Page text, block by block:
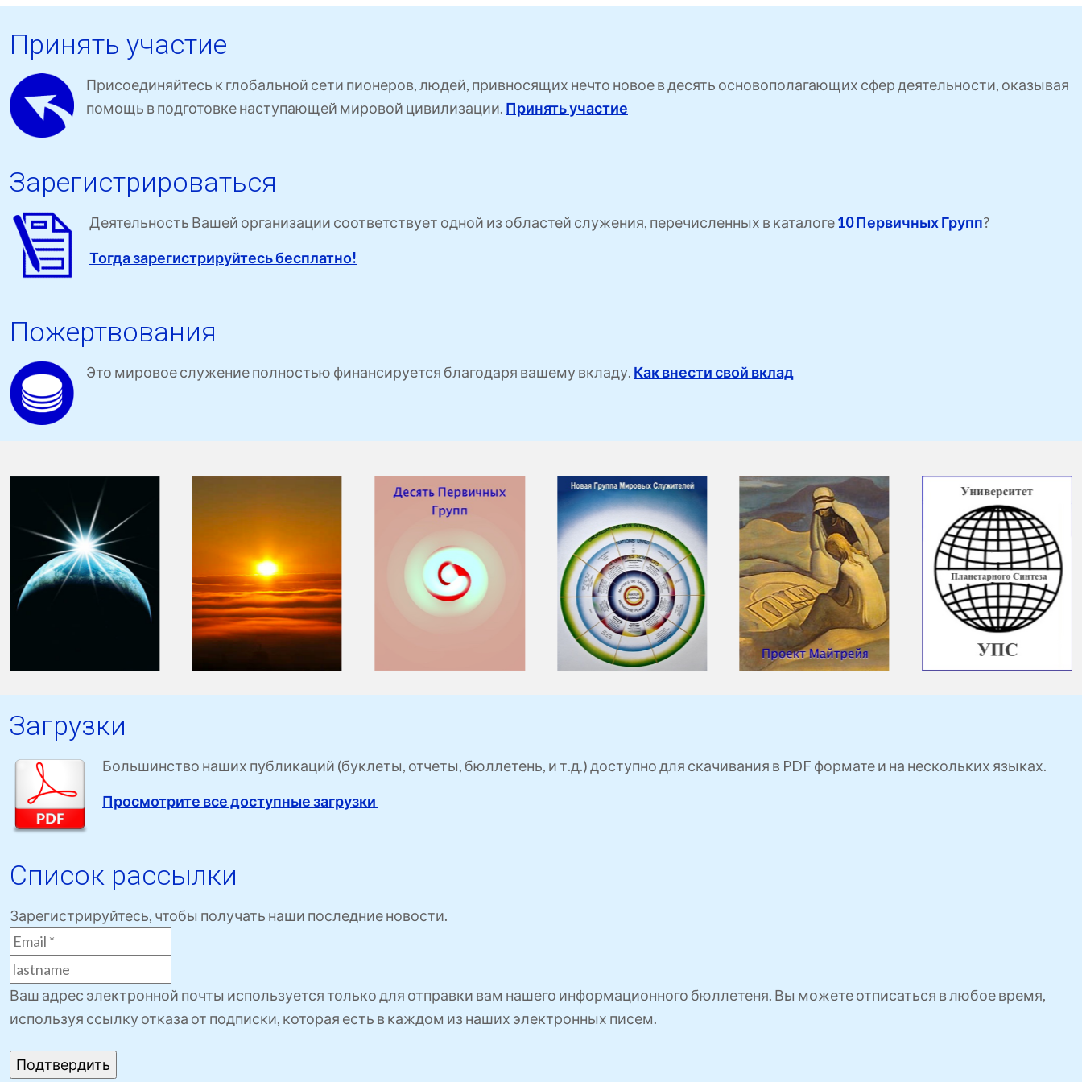
Принять участие
Присоединяйтесь к глобальной сети пионеров, людей, привносящих нечто новое в десять основополагающих сфер деятельности, оказывая
помощь в подготовке наступающей мировой цивилизации. Принять участие
Зарегистрироваться
Деятельность Вашей организации соответствует одной из областей служения, перечисленных в каталоге10 Первичных Групп?
Тогда зарегистрируйтесь бесплатно!
Пожертвования
Это мировое служение полностью финансируется благодаря вашему вкладу. Как внести свой вклад
Загрузки
Большинство наших публикаций (буклеты, отчеты, бюллетень, и т.д.) доступно для скачивания в PDF формате и на нескольких языках.
Просмотрите все доступные загрузки
Список рассылки
Зарегистрируйтесь, чтобы получать наши последние новости.
Ваш адрес электронной почты используется только для отправки вам нашего информационного бюллетеня. Вы можете отписаться в любое время,
используя ссылку отказа от подписки, которая есть в каждом из наших электронных писем.